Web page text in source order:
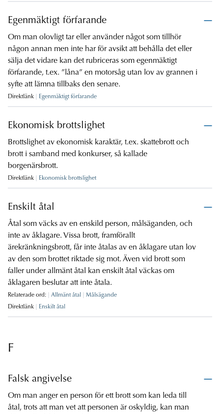
Egenmäktigt förfarande
Om man olovligt tar eller använder något som tillhör
någon annan men inte har för avsikt att behålla det eller
sälja det vidare kan det rubriceras som egenmäktigt
förfarande, t.ex. ”låna” en motorsåg utan lov av grannen i
syfte att lämna tillbaks den senare.
Direktlänk Egenmäktigt förfarande
Ekonomisk brottslighet
Brottslighet av ekonomisk karaktär, t.ex. skattebrott och
brott i samband med konkurser, så kallade
borgenärsbrott.
Direktlänk Ekonomisk brottslighet
Enskilt åtal
Åtal som väcks av en enskild person, målsäganden, och
inte av åklagare. Vissa brott, framförallt
ärekränkningsbrott, får inte åtalas av en åklagare utan lov
av den som brottet riktade sig mot. Även vid brott som
faller under allmänt åtal kan enskilt åtal väckas om
åklagaren beslutar att inte åtala.
Relaterade ord: Allmänt åtal
Målsägande
Direktlänk
Enskilt åtal
F
Falsk angivelse
Om man anger en person för ett brott som kan leda till
åtal, trots att man vet att personen är oskyldig, kan man